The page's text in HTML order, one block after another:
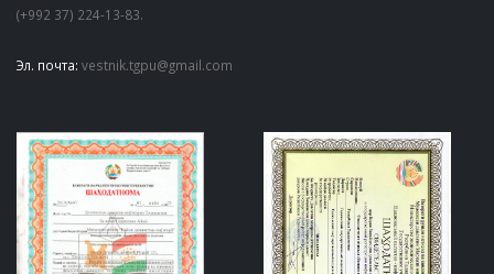
(+992 37) 224-13-83.
Эл. почта: vestnik.tgpu@gmail.com